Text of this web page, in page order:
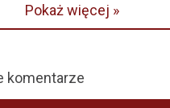
Pokaż więcej »
komentarze